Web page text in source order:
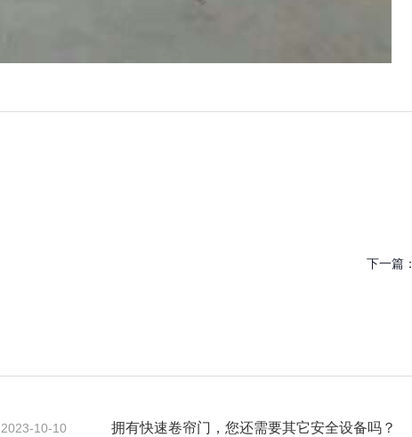
下一篇：
2023-10-10 拥有快速卷帘门，您还需要其它安全设备吗？